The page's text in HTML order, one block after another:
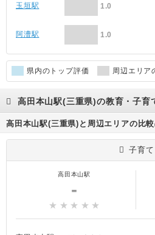
玉垣駅 1.0
阿漕駅 1.0
県内のトップ評価 周辺エリア
高田本山駅(三重県)の教育・子育
高田本山駅(三重県)と周辺エリアの比較
子育て
高田本山駅
-